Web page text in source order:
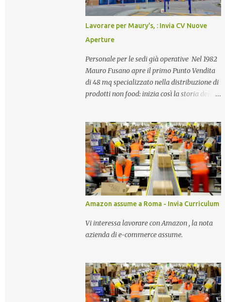
Lavorare per Maury's, : Invia CV Nuove
Aperture
Personale per le sedi già operative Nel 1982
Mauro Fusano apre il primo Punto Vendita
di 48 mq specializzato nella distribuzione di
prodotti non food: inizia così la storia della
Amazon assume a Roma - Invia Curriculum
Vi interessa lavorare con Amazon , la nota
azienda di e-commerce assume.